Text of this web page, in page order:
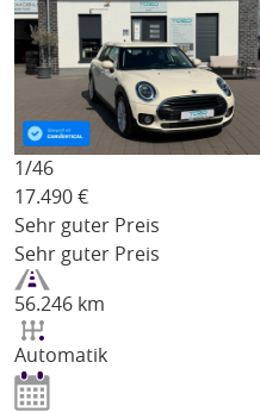
1/46
17.490 €
Sehr guter Preis
Sehr guter Preis
56.246 km
Automatik